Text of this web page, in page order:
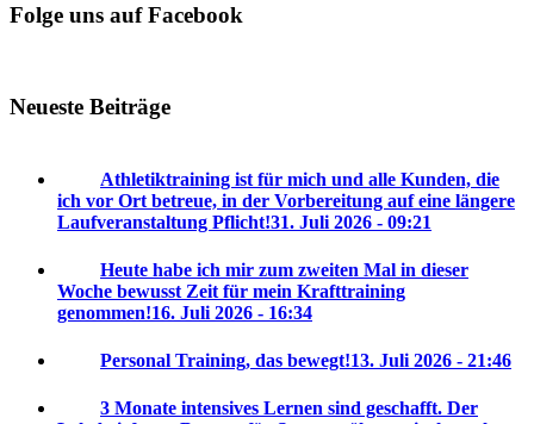
Folge uns auf Facebook
Neueste Beiträge
Athletiktraining ist für mich und alle Kunden, die
ich vor Ort betreue, in der Vorbereitung auf eine längere
Laufveranstaltung Pflicht!31. Juli 2026 - 09:21
Heute habe ich mir zum zweiten Mal in dieser
Woche bewusst Zeit für mein Krafttraining
genommen!16. Juli 2026 - 16:34
Personal Training, das bewegt!13. Juli 2026 - 21:46
3 Monate intensives Lernen sind geschafft. Der